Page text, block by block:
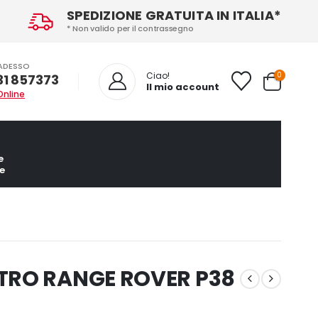
SPEDIZIONE GRATUITA IN ITALIA*
* Non valido per il contrassegno
857373 Ciao!
Il mio account
0
RANGE ROVER P38